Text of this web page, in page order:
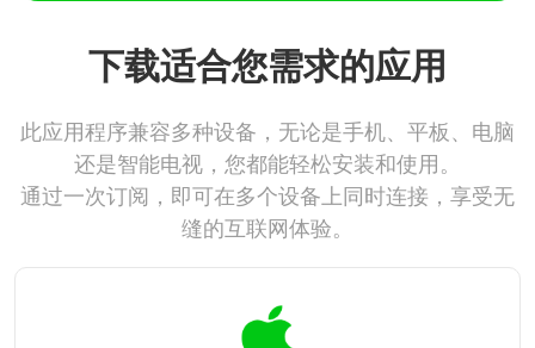
下载适合您需求的应用
此应用程序兼容多种设备，无论是手机、平板、电脑
还是智能电视，您都能轻松安装和使用。
通过一次订阅，即可在多个设备上同时连接，享受无
缝的互联网体验。